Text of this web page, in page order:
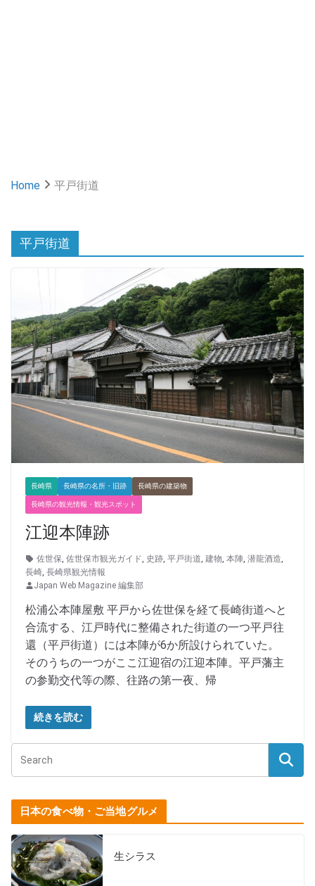
Home 平戸街道
平戸街道
長崎県 長崎県の名所・旧跡 長崎県の建築物
長崎県の観光情報・観光スポット
江迎本陣跡
佐世保, 佐世保市観光ガイド, 史跡, 平戸街道, 建物, 本陣, 潜龍酒造,
長崎, 長崎県観光情報
Japan Web Magazine 編集部
松浦公本陣屋敷 平戸から佐世保を経て長崎街道へと
合流する、江戸時代に整備された街道の一つ平戸往
還（平戸街道）には本陣が6か所設けられていた。
そのうちの一つがここ江迎宿の江迎本陣。平戸藩主
の参勤交代等の際、往路の第一夜、帰
続きを読む
日本の食べ物・ご当地グルメ
生シラス